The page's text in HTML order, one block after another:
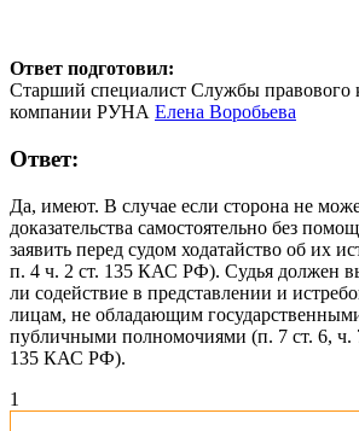
Ответ подготовил:
Старший специалист Службы правового
компании РУНА Елена Воробьева
Ответ:
Да, имеют. В случае если сторона не
доказательства самостоятельно без
заявить перед судом ходатайство об их
п. 4 ч. 2 ст. 135 КАС РФ). Судья должен
ли содействие в представлении и
лицам, не обладающим
публичными полномочиями (п. 7 ст. 6, ч.
135 КАС РФ).
1